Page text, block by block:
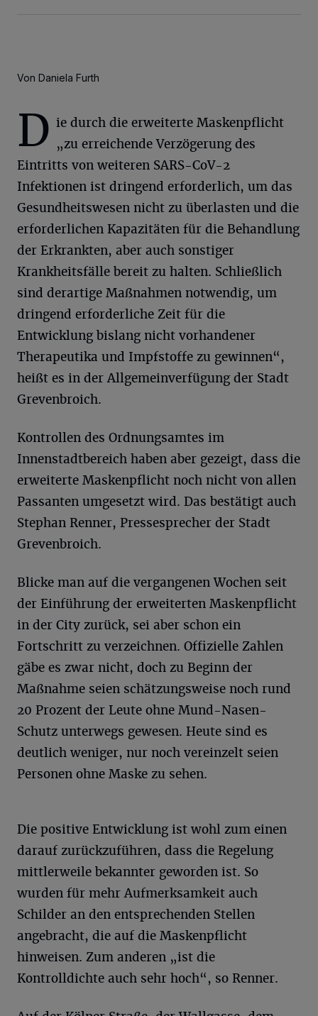
Von Daniela Furth
D ie durch die erweiterte Maskenpflicht
„zu erreichende Verzögerung des
Eintritts von weiteren SARS-CoV-2
Infektionen ist dringend erforderlich, um das
Gesundheitswesen nicht zu überlasten und die
erforderlichen Kapazitäten für die Behandlung
der Erkrankten, aber auch sonstiger
Krankheitsfälle bereit zu halten. Schließlich
sind derartige Maßnahmen notwendig, um
dringend erforderliche Zeit für die
Entwicklung bislang nicht vorhandener
Therapeutika und Impfstoffe zu gewinnen“,
heißt es in der Allgemeinverfügung der Stadt
Grevenbroich.
Kontrollen des Ordnungsamtes im
Innenstadtbereich haben aber gezeigt, dass die
erweiterte Maskenpflicht noch nicht von allen
Passanten umgesetzt wird. Das bestätigt auch
Stephan Renner, Pressesprecher der Stadt
Grevenbroich.
Blicke man auf die vergangenen Wochen seit
der Einführung der erweiterten Maskenpflicht
in der City zurück, sei aber schon ein
Fortschritt zu verzeichnen. Offizielle Zahlen
gäbe es zwar nicht, doch zu Beginn der
Maßnahme seien schätzungsweise noch rund
20 Prozent der Leute ohne Mund-Nasen-
Schutz unterwegs gewesen. Heute sind es
deutlich weniger, nur noch vereinzelt seien
Personen ohne Maske zu sehen.
Die positive Entwicklung ist wohl zum einen
darauf zurückzuführen, dass die Regelung
mittlerweile bekannter geworden ist. So
wurden für mehr Aufmerksamkeit auch
Schilder an den entsprechenden Stellen
angebracht, die auf die Maskenpflicht
hinweisen. Zum anderen „ist die
Kontrolldichte auch sehr hoch“, so Renner.